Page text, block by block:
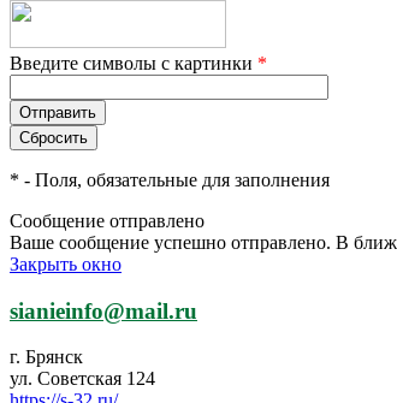
Введите символы с картинки *
* - Поля, обязательные для заполнения
Сообщение отправлено
Ваше сообщение успешно отправлено. В
Закрыть окно
sianieinfo@mail.ru
г. Брянск
ул. Советская 124